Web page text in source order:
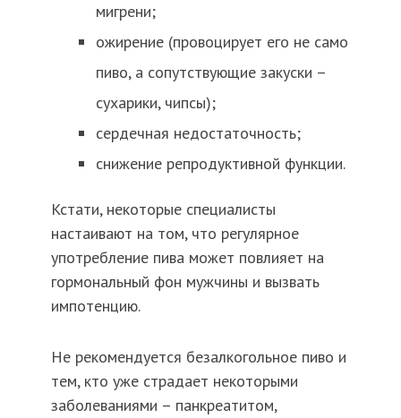
мигрени;
ожирение (провоцирует его не само
пиво, а сопутствующие закуски –
сухарики, чипсы);
сердечная недостаточность;
снижение репродуктивной функции.
Кстати, некоторые специалисты
настаивают на том, что регулярное
употребление пива может повлияет на
гормональный фон мужчины и вызвать
импотенцию.
Не рекомендуется безалкогольное пиво и
тем, кто уже страдает некоторыми
заболеваниями – панкреатитом,